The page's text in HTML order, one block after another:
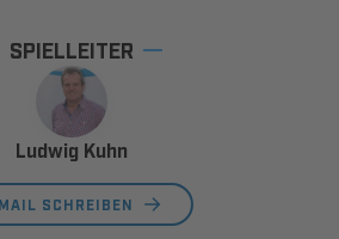
SPIELLEITER
Ludwig Kuhn
SCHREIBEN